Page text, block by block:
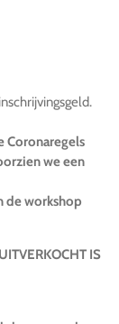
Coronaregels
we een
de workshop
IS